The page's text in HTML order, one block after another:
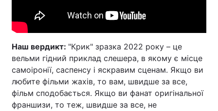
Наш вердикт: "Крик" зразка 2022 року – це
вельми гідний приклад слешера, в якому є місце
самоіронії, саспенсу і яскравим сценам. Якщо ви
любите фільми жахів, то вам, швидше за все,
фільм сподобається. Якщо ви фанат оригінальної
франшизи, то теж, швидше за все, не